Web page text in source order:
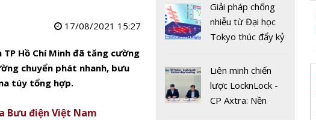
17/08/2021 15:27
Hồ Chí Minh đã tăng cường
chuyển phát nhanh, bưu
túy tổng hợp.
Bưu điện Việt Nam
Giải pháp chống
nhiễu từ Đại học
Tokyo thúc đẩy kỷ
Liên minh chiến
lược LocknLock -
CP Axtra: Nền